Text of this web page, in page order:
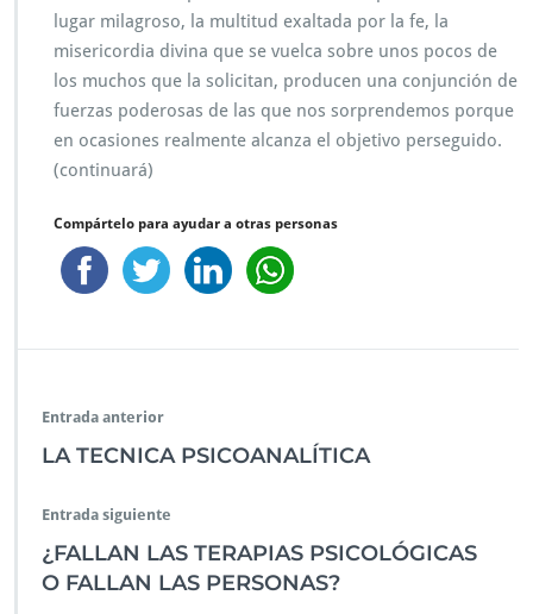
lugar milagroso, la multitud exaltada por la fe, la
misericordia divina que se vuelca sobre unos pocos de
los muchos que la solicitan, producen una conjunción de
fuerzas poderosas de las que nos sorprendemos porque
en ocasiones realmente alcanza el objetivo perseguido.
(continuará)
Compártelo para ayudar a otras personas
Entrada anterior
LA TECNICA PSICOANALÍTICA
Entrada siguiente
¿FALLAN LAS TERAPIAS PSICOLÓGICAS
O FALLAN LAS PERSONAS?